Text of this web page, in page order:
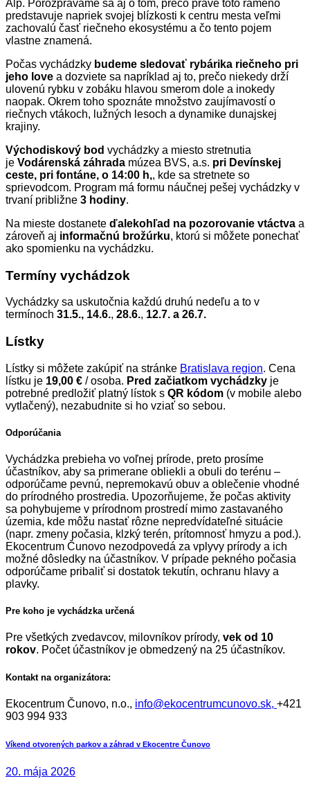
Álp. Porozprávame sa aj o tom, prečo práve toto rameno
predstavuje napriek svojej blízkosti k centru mesta veľmi
zachovalú časť riečneho ekosystému a čo tento pojem
vlastne znamená.
Počas vychádzky budeme sledovať rybárika riečneho pri
jeho love a dozviete sa napríklad aj to, prečo niekedy drží
ulovenú rybku v zobáku hlavou smerom dole a inokedy
naopak. Okrem toho spoznáte množstvo zaujímavostí o
riečnych vtákoch, lužných lesoch a dynamike dunajskej
krajiny.
Východiskový bod vychádzky a miesto stretnutia
je Vodárenská záhrada múzea BVS, a.s. pri Devínskej
ceste, pri fontáne, o 14:00 h,, kde sa stretnete so
sprievodcom. Program má formu náučnej pešej vychádzky v
trvaní približne 3 hodiny.
Na mieste dostanete ďalekohľad na pozorovanie vtáctva a
zároveň aj informačnú brožúrku, ktorú si môžete ponechať
ako spomienku na vychádzku.
Termíny vychádzok
Vychádzky sa uskutočnia každú druhú nedeľu a to v
termínoch 31.5., 14.6., 28.6., 12.7. a 26.7.
Lístky
Lístky si môžete zakúpiť na stránke Bratislava region. Cena
lístku je 19,00 € / osoba. Pred začiatkom vychádzky je
potrebné predložiť platný lístok s QR kódom (v mobile alebo
vytlačený), nezabudnite si ho vziať so sebou.
Odporúčania
Vychádzka prebieha vo voľnej prírode, preto prosíme
účastníkov, aby sa primerane obliekli a obuli do terénu –
odporúčame pevnú, nepremokavú obuv a oblečenie vhodné
do prírodného prostredia. Upozorňujeme, že počas aktivity
sa pohybujeme v prírodnom prostredí mimo zastavaného
územia, kde môžu nastať rôzne nepredvídateľné situácie
(napr. zmeny počasia, klzký terén, prítomnosť hmyzu a pod.).
Ekocentrum Čunovo nezodpovedá za vplyvy prírody a ich
možné dôsledky na účastníkov. V prípade pekného počasia
odporúčame pribaliť si dostatok tekutín, ochranu hlavy a
plavky.
Pre koho je vychádzka určená
Pre všetkých zvedavcov, milovníkov prírody, vek od 10
rokov. Počet účastníkov je obmedzený na 25 účastníkov.
Kontakt na organizátora:
Ekocentrum Čunovo, n.o., info@ekocentrumcunovo.sk, +421
903 994 933
Navigácia
v
Previous
Víkend otvorených parkov a záhrad v Ekocentre Čunovo
20. mája 2026